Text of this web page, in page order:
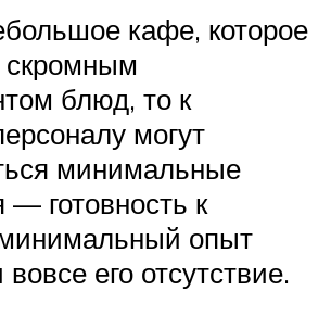
кафе, которое
скромным
блюд, то к
могут
минимальные
— готовность к
опыт
его отсутствие.